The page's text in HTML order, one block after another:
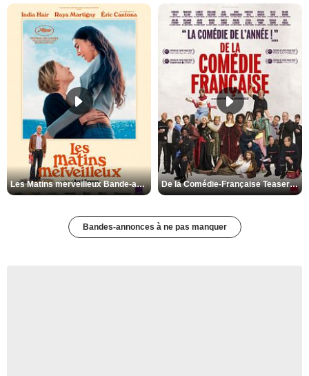
Les Matins merveilleux Bande-annonce VF De la Comédie-Française Teaser VF
Bandes-annonces à ne pas manquer